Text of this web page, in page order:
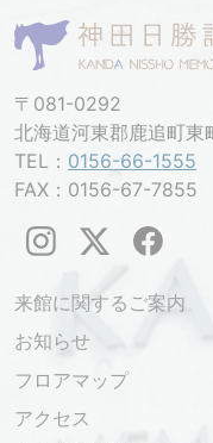
〒081-0292
北海道河東郡鹿追町東
TEL： 0156-66-1555
FAX：0156-67-7855
来館に関するご案内
お知らせ
フロアマップ
アクセス